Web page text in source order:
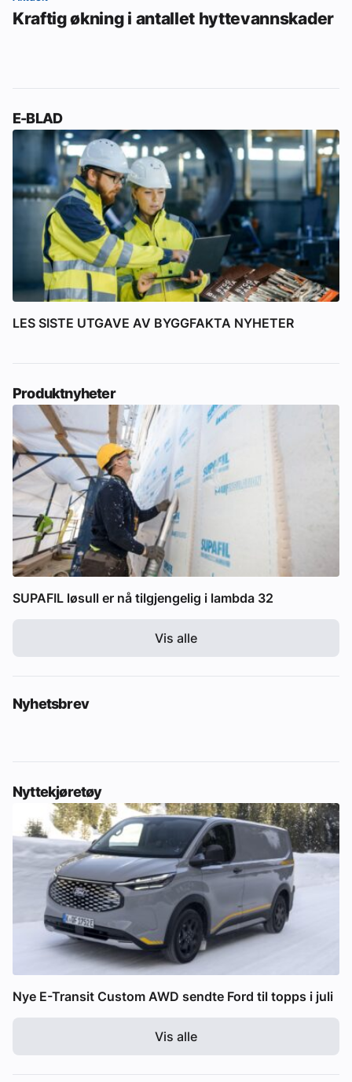
Kraftig økning i antallet hyttevannskader
E-BLAD
LES SISTE UTGAVE AV BYGGFAKTA NYHETER
Produktnyheter
SUPAFIL løsull er nå tilgjengelig i lambda 32
Vis alle
Nyhetsbrev
Nyttekjøretøy
Nye E-Transit Custom AWD sendte Ford til topps i juli
Vis alle